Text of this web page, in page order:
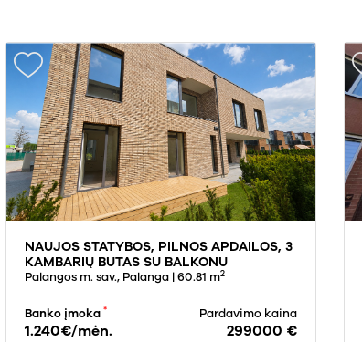
NAUJOS STATYBOS, PILNOS APDAILOS, 3
KAMBARIŲ BUTAS SU BALKONU
PALANGOJE, VĖŽIŲ GATVĖJE
Palangos m. sav., Palanga | 60.81 m2
Banko įmoka *
1.240€/mėn.
Pardavimo kaina
299000 €